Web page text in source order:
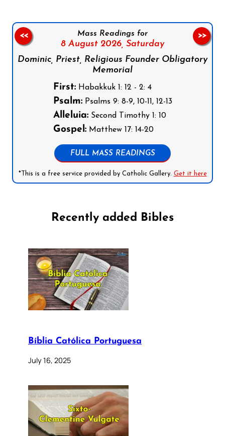
Mass Readings for
8 August 2026, Saturday
Dominic, Priest, Religious Founder Obligatory
Memorial
First:Habakkuk 1: 12 - 2: 4
Psalm:Psalms 9: 8-9, 10-11, 12-13
Alleluia:Second Timothy 1: 10
Gospel:Matthew 17: 14-20
FULL MASS READINGS
*This is a free service provided by Catholic Gallery. Get it here
<< >>
Recently added Bibles
Bíblia Católica Portuguesa
July 16, 2025